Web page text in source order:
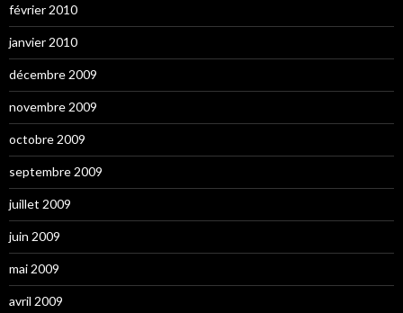
février 2010
janvier 2010
décembre 2009
novembre 2009
octobre 2009
septembre 2009
juillet 2009
juin 2009
mai 2009
avril 2009